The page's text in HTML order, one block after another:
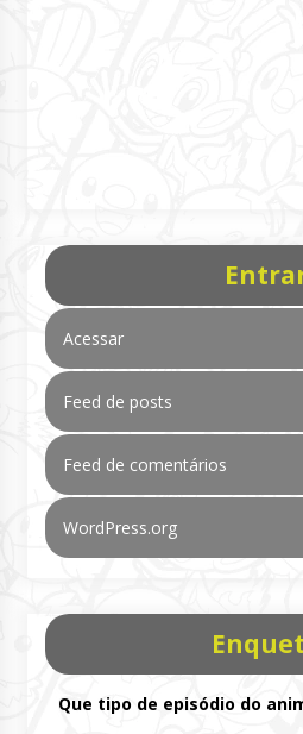
Acessar
Feed de posts
Feed de comentários
WordPress.org
Que tipo de episódio do